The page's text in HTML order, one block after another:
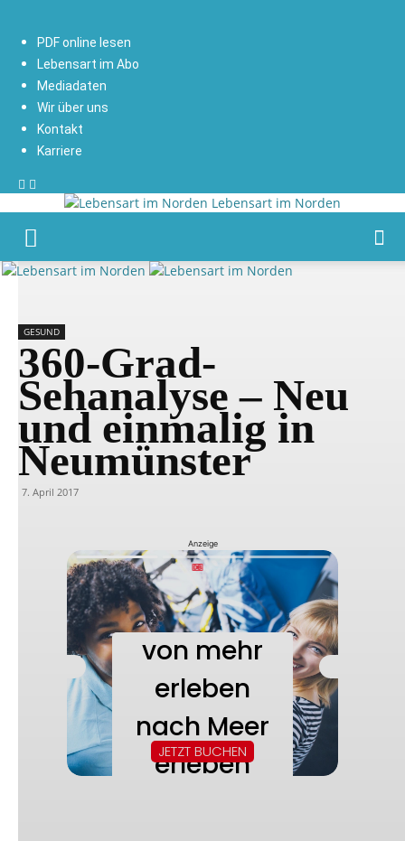
PDF online lesen
Lebensart im Abo
Mediadaten
Wir über uns
Kontakt
Karriere
Lebensart im Norden
GESUND
360-Grad-
Sehanalyse – Neu
und einmalig in
Neumünster
7. April 2017
Anzeige